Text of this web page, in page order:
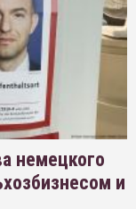
немецкого
и